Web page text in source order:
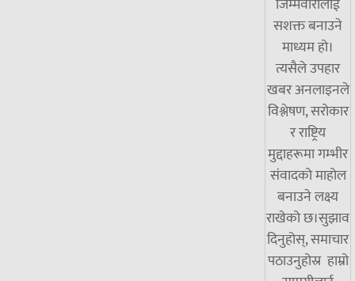
जिम्मेवारीलाई
सशक्त बनाउने
माध्यम हो।
त्यसैले उपहार
खबर अनलाइनले
विश्लेषण, सरोकार
र राष्ट्रिय
मुद्दाहरूमा गम्भीर
संवादको माहोल
बनाउने लक्ष्य
राखेको छ।सुझाव
दिनुहोस्, समाचार
पठाउनुहोस्र हाम्रो